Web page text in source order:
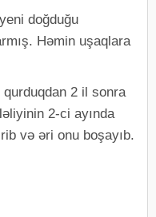
doğduğu
Həmin uşaqlara
2 il sonra
2-ci ayında
və əri onu boşayıb.